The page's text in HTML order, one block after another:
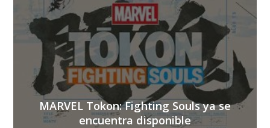
MARVEL Tokon: Fighting Souls ya se
encuentra disponible